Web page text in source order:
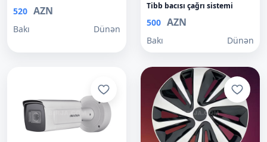
520 AZN
Bakı Dünən
Tibb bacısı çağrı sistemi
500 AZN
Bakı Dünən